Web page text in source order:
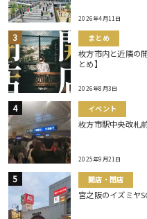
2026年4月11日
まとめ
枚方市内と近隣の
とめ】
2026年8月3日
イベント
枚方市駅中央改札
2025年9月21日
開店・閉店
宮之阪のイズミヤ